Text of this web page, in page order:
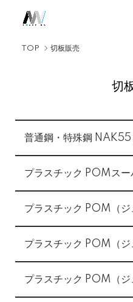
TOP 切板販売
切
カテゴリー一覧
普通鋼・特殊鋼 NAK55
プラスチック POMスー
プラスチック POM（ジ
プラスチック POM（ジ
プラスチック POM（ジ